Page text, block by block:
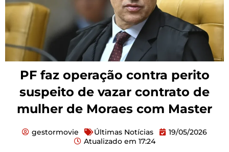
PF faz operação contra perito
suspeito de vazar contrato de
mulher de Moraes com Master
gestormovie Últimas Notícias
19/05/2026
Atualizado em 17:24